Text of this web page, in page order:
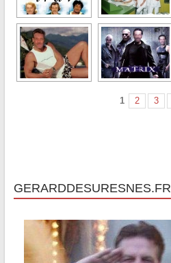
1 2 3
GERARDDESURESNES.FR